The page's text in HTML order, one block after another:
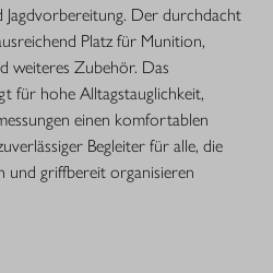
Jagdvorbereitung. Der durchdacht
Platz für Munition,
weiteres Zubehör. Das
für hohe Alltagstauglichkeit,
einen komfortablen
Begleiter für alle, die
und griffbereit organisieren